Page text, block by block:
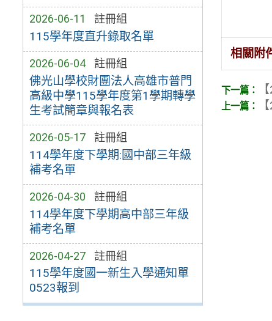
2026-06-11 註冊組
115學年度直升錄取名單
2026-06-04 註冊組
佛光山學校財團法人高雄市普門
高級中學115學年度第1學期轉學
生考試簡章與報名表
2026-05-17 註冊組
114學年度下學期:國中部三年級
補考名單
2026-04-30 註冊組
114學年度下學期高中部三年級
補考名單
2026-04-27 註冊組
115學年度國一新生入學通知單
0523報到
相關附